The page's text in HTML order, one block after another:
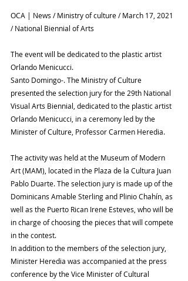
OCA | News / Ministry of culture / March 17, 2021
/ National Biennial of Arts
The event will be dedicated to the plastic artist
Orlando Menicucci.
Santo Domingo-. The Ministry of Culture
presented the selection jury for the 29th National
Visual Arts Biennial, dedicated to the plastic artist
Orlando Menicucci, in a ceremony led by the
Minister of Culture, Professor Carmen Heredia.
The activity was held at the Museum of Modern
Art (MAM), located in the Plaza de la Cultura Juan
Pablo Duarte. The selection jury is made up of the
Dominicans Amable Sterling and Plinio Chahín, as
well as the Puerto Rican Irene Esteves, who will be
in charge of choosing the pieces that will compete
in the contest.
In addition to the members of the selection jury,
Minister Heredia was accompanied at the press
conference by the Vice Minister of Cultural